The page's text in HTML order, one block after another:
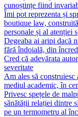
cunoștințe fiind
Îmi pot reprezenta și
boutique law,
personale și al atenției
Degeaba ai aripi dacă
fără îndoială, din
Cred că adevărata
severitate
Am ales să
mediul academic, în
Privesc spețele de
sănătății relației dintre
pe un termometru al